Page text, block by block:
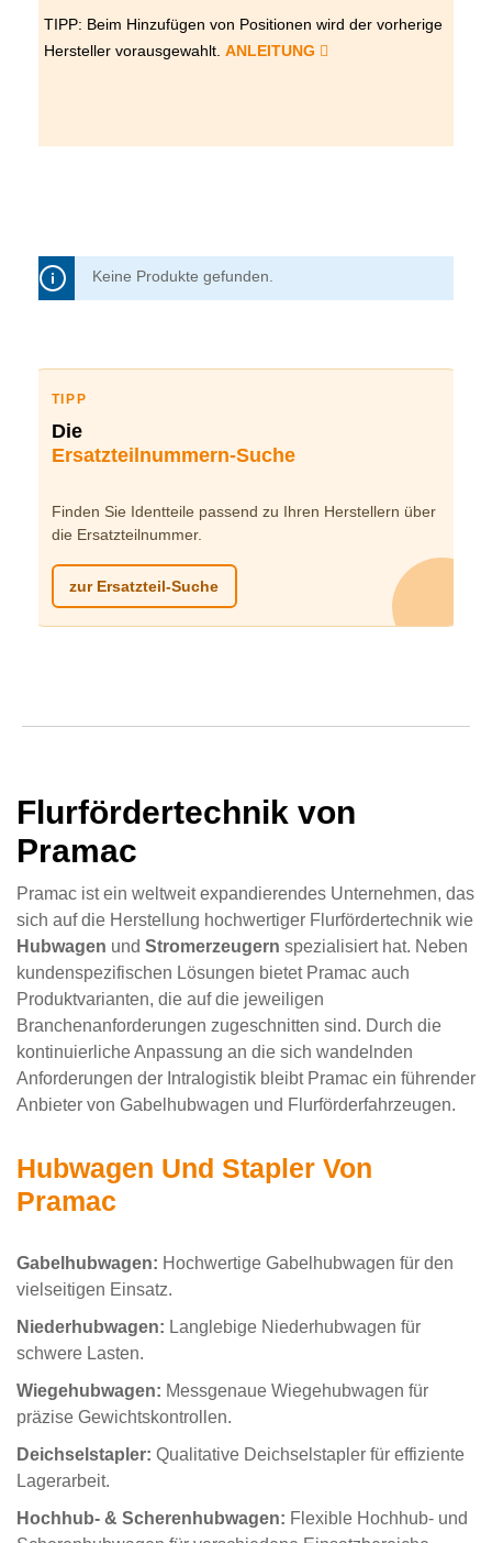
TIPP: Beim Hinzufügen von Positionen wird der vorherige
Hersteller vorausgewahlt. ANLEITUNG
Keine Produkte gefunden.
TIPP
Die
Ersatzteilnummern-Suche
Finden Sie Identteile passend zu Ihren Herstellern über
die Ersatzteilnummer.
zur Ersatzteil-Suche
Flurfördertechnik von
Pramac
Pramac ist ein weltweit expandierendes Unternehmen, das
sich auf die Herstellung hochwertiger Flurfördertechnik wie
Hubwagen und Stromerzeugern spezialisiert hat. Neben
kundenspezifischen Lösungen bietet Pramac auch
Produktvarianten, die auf die jeweiligen
Branchenanforderungen zugeschnitten sind. Durch die
kontinuierliche Anpassung an die sich wandelnden
Anforderungen der Intralogistik bleibt Pramac ein führender
Anbieter von Gabelhubwagen und Flurförderfahrzeugen.
Hubwagen Und Stapler Von
Pramac
Gabelhubwagen: Hochwertige Gabelhubwagen für den
vielseitigen Einsatz.
Niederhubwagen: Langlebige Niederhubwagen für
schwere Lasten.
Wiegehubwagen: Messgenaue Wiegehubwagen für
präzise Gewichtskontrollen.
Deichselstapler: Qualitative Deichselstapler für effiziente
Lagerarbeit.
Hochhub- & Scherenhubwagen: Flexible Hochhub- und